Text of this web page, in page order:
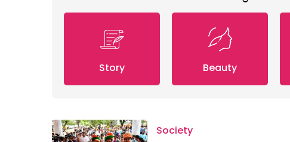
Story Beauty
Society